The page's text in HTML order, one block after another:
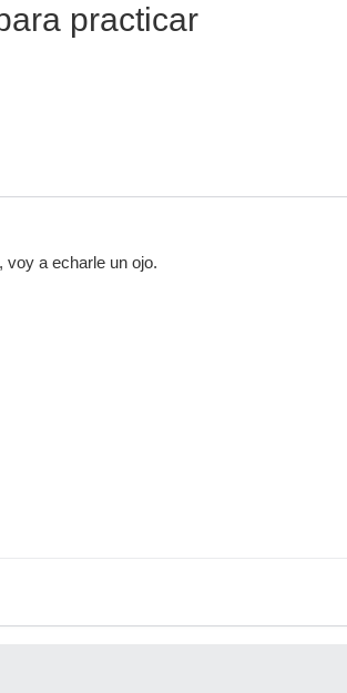
practicar
voy a echarle un ojo.